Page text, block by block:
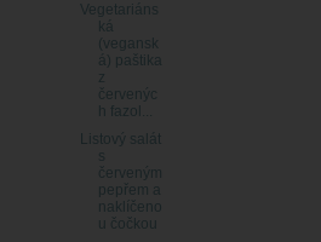
Vegetariáns
ká
(vegansk
á) paštika
z
červenýc
h fazol...
Listový salát
s
červeným
pepřem a
naklíčeno
u čočkou